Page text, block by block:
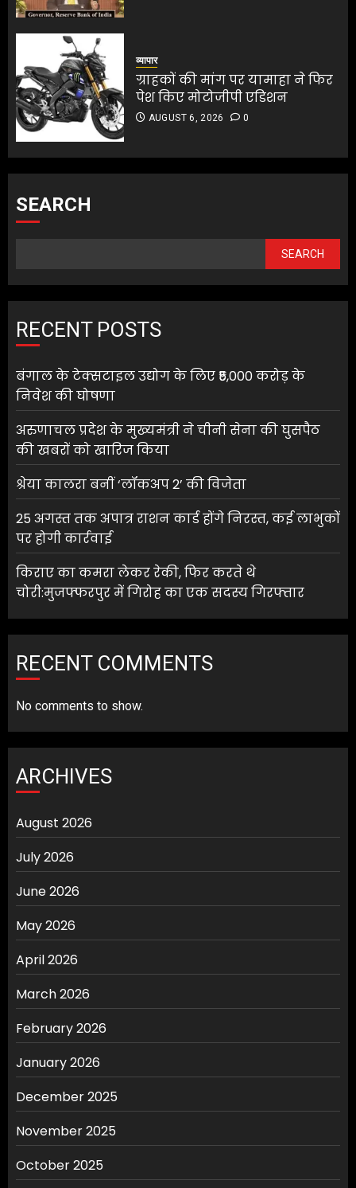
व्यापार
ग्राहकों की मांग पर यामाहा ने फिर
पेश किए मोटोजीपी एडिशन
AUGUST 6, 2026 0
SEARCH
SEARCH
RECENT POSTS
बंगाल के टेक्सटाइल उद्योग के लिए ₹5,000 करोड़ के
निवेश की घोषणा
अरुणाचल प्रदेश के मुख्यमंत्री ने चीनी सेना की घुसपैठ
की खबरों को खारिज किया
श्रेया कालरा बनीं ‘लॉकअप 2’ की विजेता
25 अगस्त तक अपात्र राशन कार्ड होंगे निरस्त, कई लाभुकों
पर होगी कार्रवाई
किराए का कमरा लेकर रेकी, फिर करते थे
चोरी:मुजफ्फरपुर में गिरोह का एक सदस्य गिरफ्तार
RECENT COMMENTS
No comments to show.
ARCHIVES
August 2026
July 2026
June 2026
May 2026
April 2026
March 2026
February 2026
January 2026
December 2025
November 2025
October 2025